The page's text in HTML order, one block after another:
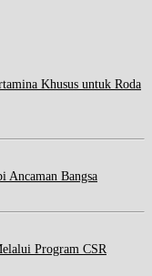
Khusus untuk Roda
Ancaman Bangsa
Program CSR